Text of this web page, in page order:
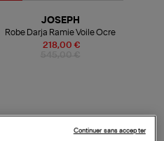
218,00 €
JOSEPH
Robe Darja Ramie Voile Ocre
Continuer sans accepter